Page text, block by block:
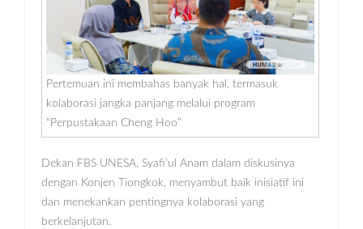
Pertemuan ini membahas banyak hal, termasuk
kolaborasi jangka panjang melalui program
“Perpustakaan Cheng Hoo”
Dekan FBS UNESA, Syafi’ul Anam dalam diskusinya
dengan Konjen Tiongkok, menyambut baik inisiatif ini
dan menekankan pentingnya kolaborasi yang
berkelanjutan.